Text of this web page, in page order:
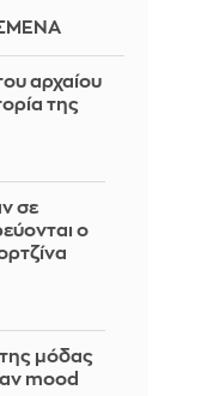
αρχαίου
της
σε
ο
μόδας
mood